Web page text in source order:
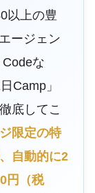
以上の豊
ージェン
な
Camp」
底してこ
限定の特
自動的に2
円（税